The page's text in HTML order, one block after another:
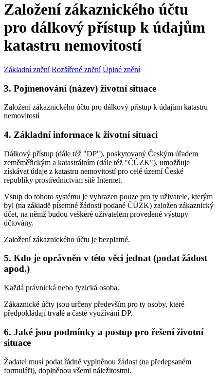
Založení zákaznického účtu
pro dálkový přístup k údajům
katastru nemovitostí
Základní znění Rozšířené znění Úplné znění
3. Pojmenování (název) životní situace
Založení zákaznického účtu pro dálkový přístup k údajům katastru
nemovitostí
4. Základní informace k životní situaci
Dálkový přístup (dále též "DP"), poskytovaný Českým úřadem
zeměměřickým a katastrálním (dále též "ČÚZK"), umožňuje
získávat údaje z katastru nemovitostí pro celé území České
republiky prostřednictvím sítě Internet.
Vstup do tohoto systému je vyhrazen pouze pro ty uživatele, kterým
byl (na základě písemné žádosti podané ČÚZK) založen zákaznický
účet, na němž budou veškeré uživatelem provedené výstupy
účtovány.
Založení zákaznického účtu je bezplatné.
5. Kdo je oprávněn v této věci jednat (podat žádost
apod.)
Každá právnická nebo fyzická osoba.
Zákaznické účty jsou určeny především pro ty osoby, které
předpokládají trvalé a časté využívání DP.
6. Jaké jsou podmínky a postup pro řešení životní
situace
Žadatel musí podat řádně vyplněnou žádost (na předepsaném
formuláři), doplněnou všemi náležitostmi.